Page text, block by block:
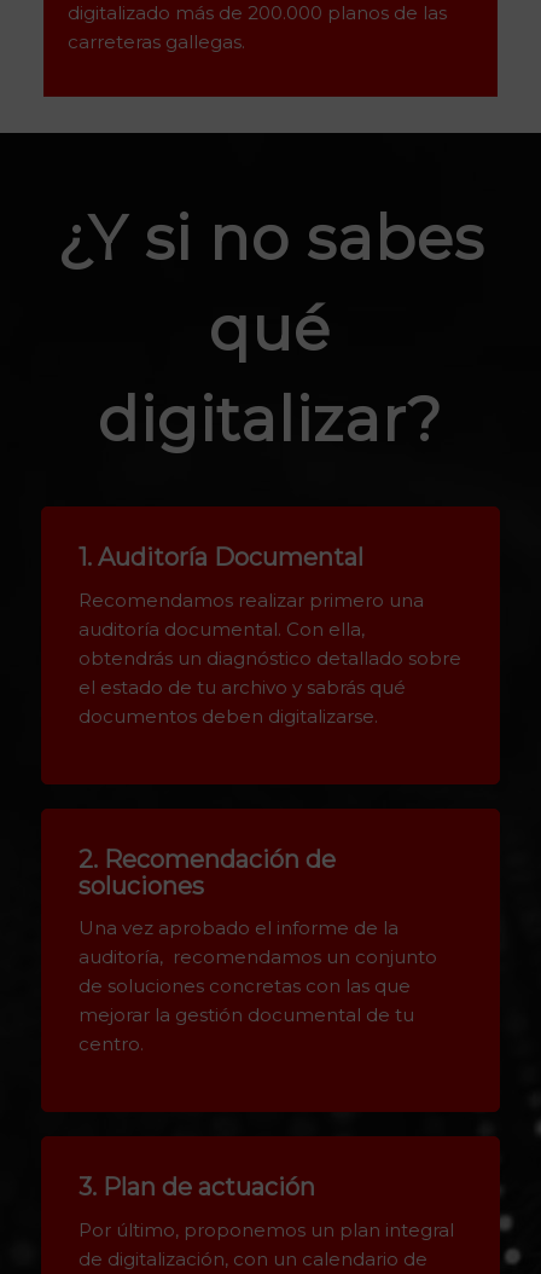
digitalizado más de 200.000 planos de las
carreteras gallegas.
¿Y si no sabes
qué
digitalizar?
1. Auditoría Documental
Recomendamos realizar primero una
auditoría documental. Con ella,
obtendrás un diagnóstico detallado sobre
el estado de tu archivo y sabrás qué
documentos deben digitalizarse.
2. Recomendación de
soluciones
Una vez aprobado el informe de la
auditoría, recomendamos un conjunto
de soluciones concretas con las que
mejorar la gestión documental de tu
centro.
3. Plan de actuación
Por último, proponemos un plan integral
de digitalización, con un calendario de